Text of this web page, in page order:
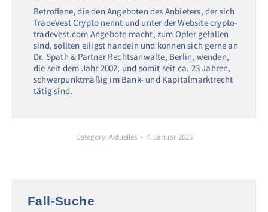
Betroffene, die den Angeboten des Anbieters, der sich
TradeVest Crypto nennt und unter der Website crypto-
tradevest.com Angebote macht, zum Opfer gefallen
sind, sollten eiligst handeln und können sich gerne an
Dr. Späth & Partner Rechtsanwälte, Berlin, wenden,
die seit dem Jahr 2002, und somit seit ca. 23 Jahren,
schwerpunktmäßig im Bank- und Kapitalmarktrecht
tätig sind.
Category:Aktuelles 7. Januar 2026
Fall-Suche